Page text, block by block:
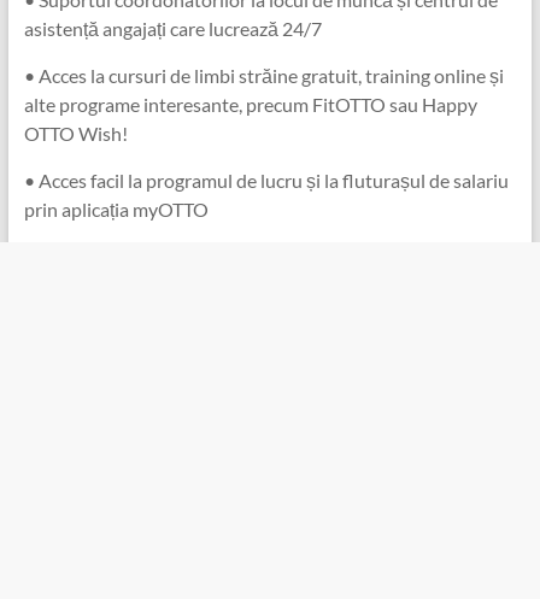
asistență angajați care lucrează 24/7
• Acces la cursuri de limbi străine gratuit, training online și
alte programe interesante, precum FitOTTO sau Happy
OTTO Wish!
• Acces facil la programul de lucru și la fluturașul de salariu
prin aplicația myOTTO